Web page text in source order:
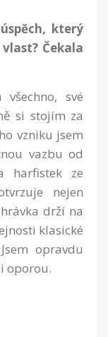
který
Čekala
své
si stojím za
vzniku jsem
vazbu od
harfistek ze
nejen
drží na
klasické
opravdu
oporou.